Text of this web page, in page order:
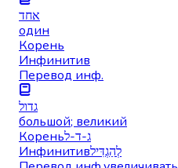
אחד
один
Корень
Инфинитив
Перевод инф.
גדול
большой; великий
Кореньג-ד-ל
Инфинитивלְהַגְדִּיל